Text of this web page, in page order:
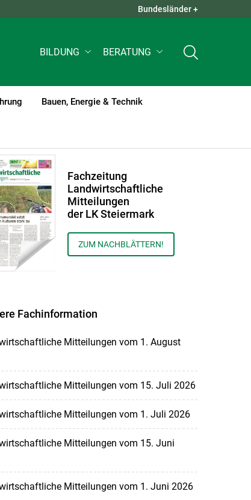
QUICK LINKS +
Bundesländer +
BILDUNG BERATUNG
Bauen, Energie & Technik
Fachzeitung
Landwirtschaftliche
Mitteilungen
der LK Steiermark
ZUM NACHBLÄTTERN!
Fachinformation
Mitteilungen vom 1. August
Mitteilungen vom 15. Juli 2026
Mitteilungen vom 1. Juli 2026
Mitteilungen vom 15. Juni
Mitteilungen vom 1. Juni 2026